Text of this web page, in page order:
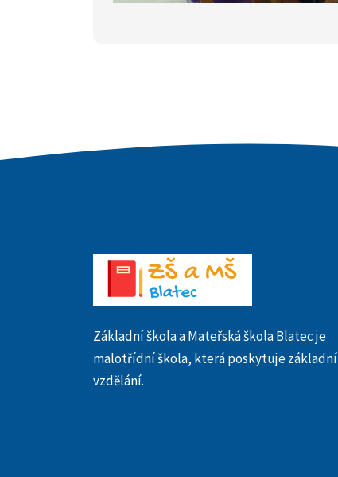
Základní škola a Mateřská škola Blatec je
malotřídní škola, která poskytuje základní
vzdělání.